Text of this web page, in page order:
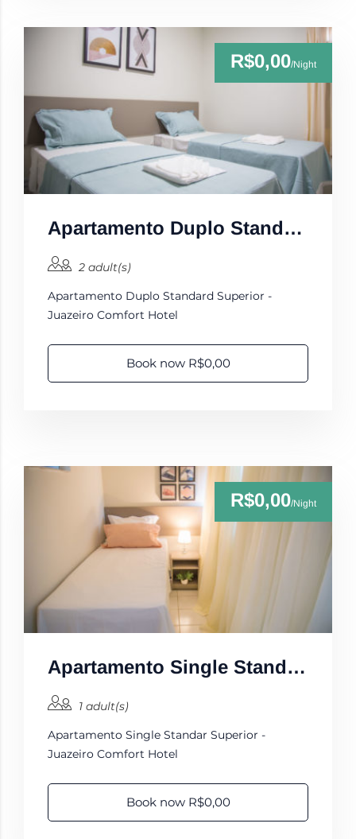
R$0,00/Night
Apartamento Duplo Standard Superior
2 adult(s)
Apartamento Duplo Standard Superior -
Juazeiro Comfort Hotel
Book now R$0,00
R$0,00/Night
Apartamento Single Standar Superior
1 adult(s)
Apartamento Single Standar Superior -
Juazeiro Comfort Hotel
Book now R$0,00